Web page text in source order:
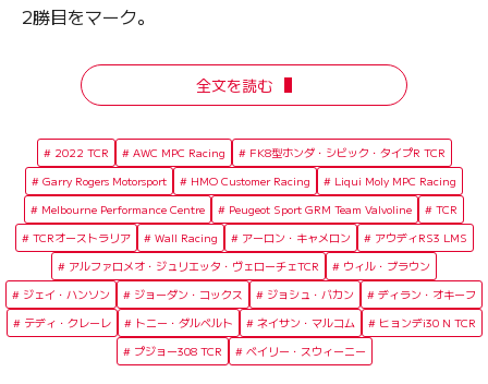
2勝目をマーク。
全文を読む
2022 TCR AWC MPC Racing
FK8型ホンダ・シビック・タイプR TCR
Garry Rogers Motorsport
HMO Customer Racing
Liqui Moly MPC Racing
Melbourne Performance Centre
Peugeot Sport GRM Team Valvoline
TCR
TCRオーストラリア
Wall Racing アーロン・キャメロン
アウディRS3 LMS
アルファロメオ・ジュリエッタ・ヴェローチェTCR
ウィル・ブラウン
ジェイ・ハンソン
ジョーダン・コックス ジョシュ・バカン
ディラン・オキーフ
テディ・クレーレ
トニー・ダルベルト ネイサン・マルコム
ヒョンデi30 N TCR
プジョー308 TCR
ベイリー・スウィーニー